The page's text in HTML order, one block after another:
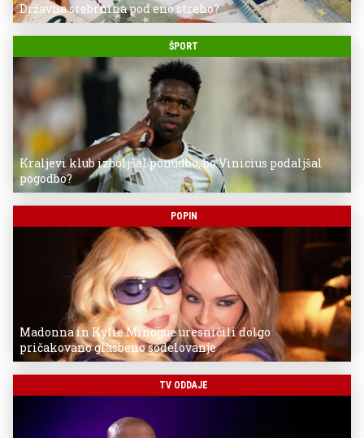
Državna srebrnina pod eno streho?
ŠPORT
Kraljevi klub izboljšal ponudbo, bo Vinicius podaljšal
pogodbo?
POPIN
Madonna in Kylie Minogue uresničili dolgo
pričakovano glasbeno sodelovanje
TV ODDAJE